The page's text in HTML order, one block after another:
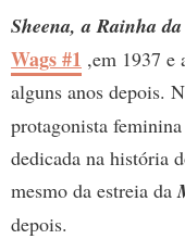
Sheena, a Rainha
Wags #1 ,em 1937 e
alguns anos depois.
protagonista
dedicada na história
mesmo da estreia da
depois.